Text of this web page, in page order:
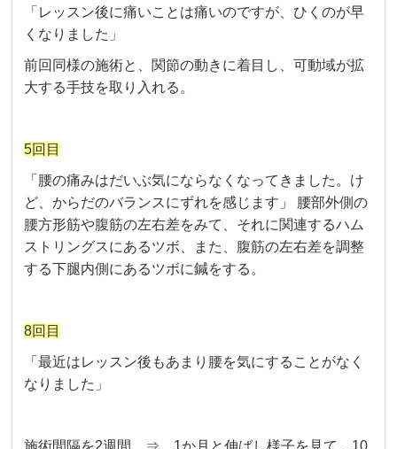
「レッスン後に痛いことは痛いのですが、ひくのが早
くなりました」
前回同様の施術と、関節の動きに着目し、可動域が拡
大する手技を取り入れる。
5回目
「腰の痛みはだいぶ気にならなくなってきました。け
ど、からだのバランスにずれを感じます」 腰部外側の
腰方形筋や腹筋の左右差をみて、それに関連するハム
ストリングスにあるツボ、また、腹筋の左右差を調整
する下腿内側にあるツボに鍼をする。
8回目
「最近はレッスン後もあまり腰を気にすることがなく
なりました」
施術間隔を2週間 ⇒ 1か月と伸ばし様子を見て、10